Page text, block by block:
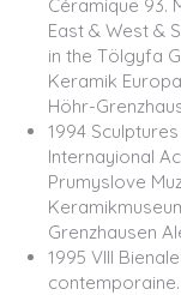
Céramique 93.
East & West &
in the Tölgyfa
Keramik
Höhr-
1994
Internayional
Prumyslove
Grenzhausen
1995 VIII